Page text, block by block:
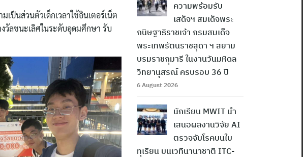
ป็นส่วนตัวเด็กเวลาใช้อินเตอร์เน็ต
วัลชนะเลิศในระดับอุดมศึกษา รับ
ความพร้อมรับ
เสด็จฯ สมเด็จพระ
กนิษฐาธิราชเจ้า กรมสมเด็จ
พระเทพรัตนราชสุดา ฯ สยาม
บรมราชกุมารี ในงานวันมหิดล
วิทยานุสรณ์ ครบรอบ 36 ปี
6 August 2026
นักเรียน MWIT นำ
เสนอผลงานวิจัย AI
ตรวจจับโรคบนใบ
ทุเรียน บนเวทีนานาชาติ ITC-